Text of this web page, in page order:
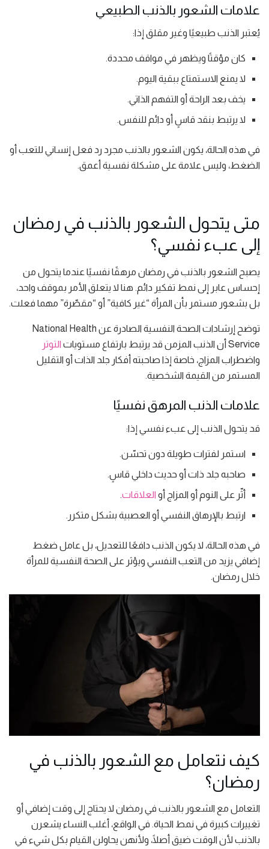
علامات الشعور بالذنب الطبيعي
يُعتبر الذنب طبيعيًا وغير مقلق إذا:
كان مؤقتًا ويظهر في مواقف محددة.
لا يمنع الاستمتاع ببقية اليوم.
يخف بعد الراحة أو التفهم الذاتي.
لا يرتبط بنقد قاسٍ أو دائم للنفس.
في هذه الحالة، يكون الشعور بالذنب مجرد رد فعل إنساني للتعب أو
الضغط، وليس علامة على مشكلة نفسية أعمق.
متى يتحول الشعور بالذنب في رمضان
إلى عبء نفسي؟
يصبح الشعور بالذنب في رمضان مرهقًا نفسيًا عندما يتحول من
إحساس عابر إلى نمط تفكير دائم. هنا لا يتعلق الأمر بموقف واحد،
بل بشعور مستمر بأن المرأة “غير كافية” أو “مقصّرة” مهما فعلت.
توضح إرشادات الصحة النفسية الصادرة عن National Health
Service أن الذنب المزمن قد يرتبط بارتفاع مستويات
التوتر
واضطراب المزاج، خاصة إذا صاحبته أفكار جلد الذات أو التقليل
المستمر من القيمة الشخصية.
علامات الذنب المرهق نفسيًا
قد يتحول الذنب إلى عبء نفسي إذا:
استمر لفترات طويلة دون تحسّن.
صاحبه جلد ذات أو حديث داخلي قاسٍ.
أثّر على النوم أو المزاج أو العلاقات.
ارتبط بالإرهاق النفسي أو العصبية بشكل متكرر.
في هذه الحالة، لا يكون الذنب دافعًا للتعديل، بل عامل ضغط
إضافي يزيد من التعب النفسي ويؤثر على الصحة النفسية للمرأة
خلال رمضان.
كيف نتعامل مع الشعور بالذنب في
رمضان؟
التعامل مع الشعور بالذنب في رمضان لا يحتاج إلى وقت إضافي أو
تغييرات كبيرة في نمط الحياة. في الواقع، أغلب النساء يشعرن
بالذنب لأن الوقت ضيق أصلًا، ولأنهن يحاولن القيام بكل شيء في